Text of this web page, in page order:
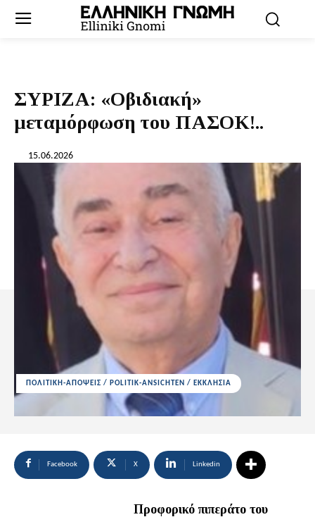
ΣΥΡΙΖΑ: «Οβιδιακή»
μεταμόρφωση του ΠΑΣΟΚ!..
15.06.2026
ΠΟΛΙΤΙΚΗ-ΑΠΟΨΕΙΣ / POLITIK-ANSICHTEN / ΕΚΚΛΗΣΙΑ
Facebook X Linkedin
Προφορικό πιπεράτο του